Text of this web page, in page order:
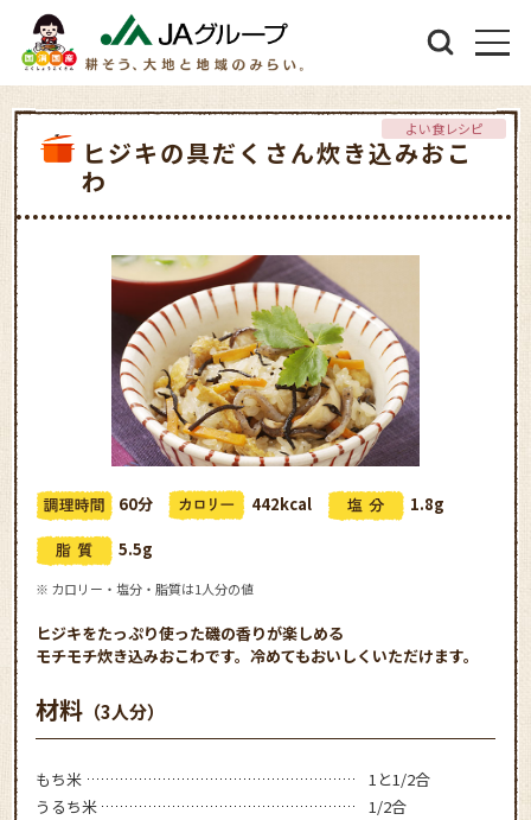
ヒジキの具だくさん炊き込みおこ
わ
よい食レシピ
60分 442kcal
1.8g
5.5g
※ カロリー・塩分・脂質は1人分の値
ヒジキをたっぷり使った磯の香りが楽しめる
モチモチ炊き込みおこわです。冷めてもおいしくいただけます。
材料 （3人分）
もち米
1と1/2合
うるち米
1/2合